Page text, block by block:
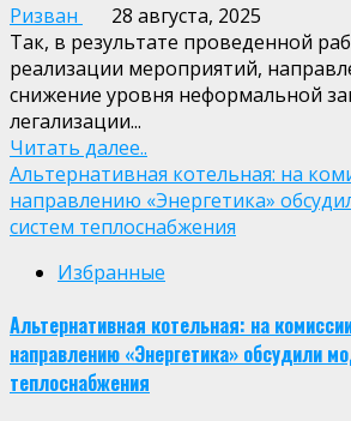
Ризван
28 августа, 2025
Так, в результате проведенной
реализации мероприятий,
снижение уровня неформальной
легализации...
Читать далее..
Альтернативная котельная: на
направлению «Энергетика»
систем теплоснабжения
Избранные
Альтернативная котельная: на
направлению «Энергетика» обсудили
теплоснабжения